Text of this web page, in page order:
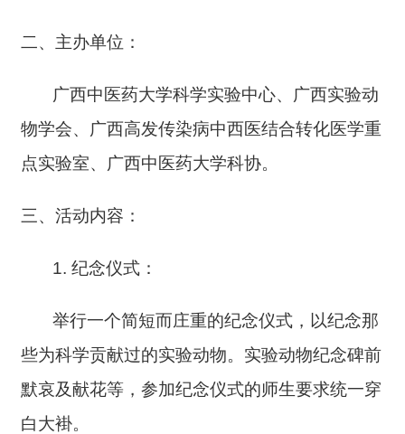
二、主办单位：
广西中医药大学科学实验中心、广西实验动
物学会、广西高发传染病中西医结合转化医学重
点实验室、广西中医药大学科协。
三、活动内容：
1. 纪念仪式：
举行一个简短而庄重的纪念仪式，以纪念那
些为科学贡献过的实验动物。实验动物纪念碑前
默哀及献花等，参加纪念仪式的师生要求统一穿
白大褂。